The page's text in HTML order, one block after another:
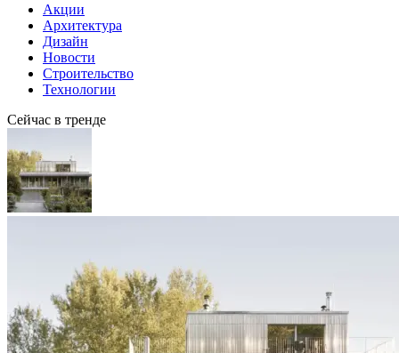
Акции
Архитектура
Дизайн
Новости
Строительство
Технологии
Сейчас в тренде